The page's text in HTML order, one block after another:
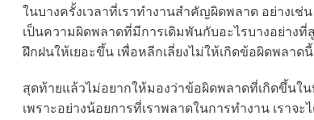
ในบางครั้งเวลาที่เราทำงานสำคัญผิดพลาด อย่าง
เป็นความผิดพลาดที่มีการเดิมพันกับอะไรบางอย่างที่
ฝึกฝนให้เยอะขึ้น เพื่อหลีกเลี่ยงไม่ให้เกิดข้อผิดพลาดนี้
สุดท้ายแล้วไม่อยากให้มองว่าข้อผิดพลาดที่เกิดขึ้นใ
เพราะอย่างน้อยการที่เราพลาดในการทำงาน เราจ